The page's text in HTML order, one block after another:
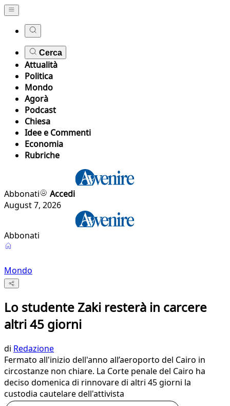
Cerca
Attualità
Politica
Mondo
Agorà
Podcast
Chiesa
Idee e Commenti
Economia
Rubriche
Abbonati
Accedi
August 7, 2026
Abbonati
Mondo
Lo studente Zaki resterà in carcere
altri 45 giorni
di Redazione
Fermato all'inizio dell'anno all’aeroporto del Cairo in
circostanze non chiare. La Corte penale del Cairo ha
deciso domenica di rinnovare di altri 45 giorni la
custodia cautelare dell'attivista